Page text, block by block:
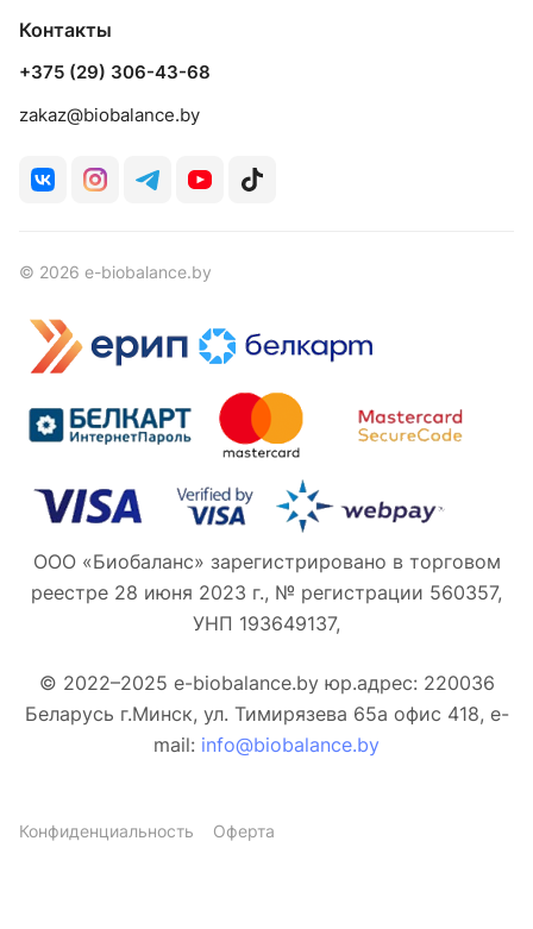
Контакты
+375 (29) 306-43-68
zakaz@biobalance.by
© 2026 e-biobalance.by
ООО «Биобаланс» зарегистрировано в торговом
реестре 28 июня 2023 г., № регистрации 560357,
УНП 193649137,
© 2022–2025 e-biobalance.by юр.адрес: 220036
Беларусь г.Минск, ул. Тимирязева 65а офис 418, e-
mail: info@biobalance.by
Конфиденциальность Оферта